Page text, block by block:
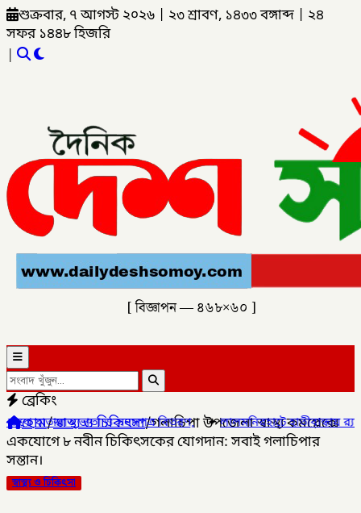
শুক্রবার, ৭ আগস্ট ২০২৬ ২৩ শ্রাবণ, ১৪৩৩ বঙ্গাব্দ
২৪
সফর ১৪৪৮ হিজরি
|
[ বিজ্ঞাপন — ৪৬৮×৬০ ]
ব্রেকিং
ভাতা ও সনদপত্র বিতরণ,✦লালমনিরহাটে হাতীবান্ধায় র‌্যাব-১৩
হোম/স্বাস্থ্য ও চিকিৎসা/গলাচিপা উপজেলা স্বাস্থ্য কমপ্লেক্সে
একযোগে ৮ নবীন চিকিৎসকের যোগদান: সবাই গলাচিপার
সন্তান।
স্বাস্থ্য ও চিকিৎসা